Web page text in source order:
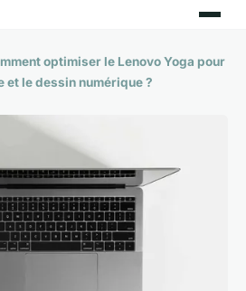
optimiser le Lenovo Yoga pour
et le dessin numérique ?